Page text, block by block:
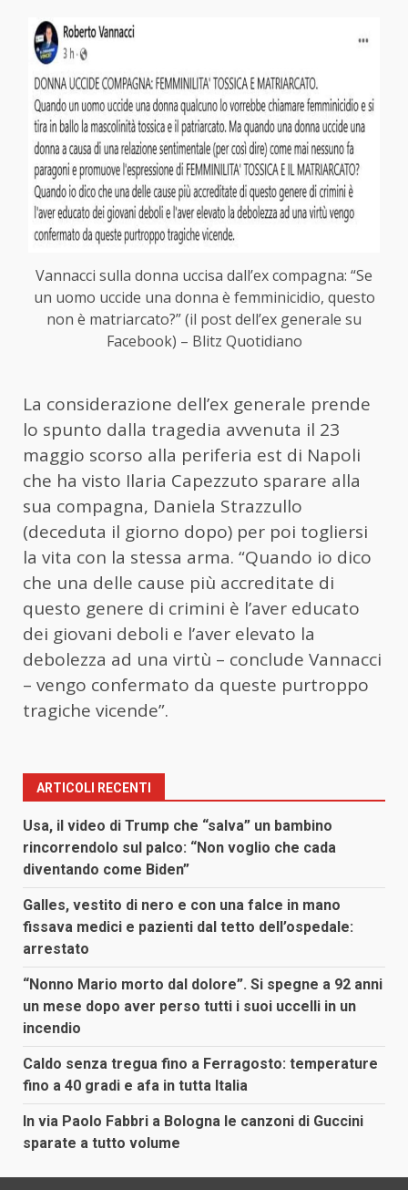
Vannacci sulla donna uccisa dall’ex compagna: “Se
un uomo uccide una donna è femminicidio, questo
non è matriarcato?” (il post dell’ex generale su
Facebook) – Blitz Quotidiano
La considerazione dell’ex generale prende
lo spunto dalla tragedia avvenuta il 23
maggio scorso alla periferia est di Napoli
che ha visto Ilaria Capezzuto sparare alla
sua compagna, Daniela Strazzullo
(deceduta il giorno dopo) per poi togliersi
la vita con la stessa arma. “Quando io dico
che una delle cause più accreditate di
questo genere di crimini è l’aver educato
dei giovani deboli e l’aver elevato la
debolezza ad una virtù – conclude Vannacci
– vengo confermato da queste purtroppo
tragiche vicende”.
ARTICOLI RECENTI
Usa, il video di Trump che “salva” un bambino
rincorrendolo sul palco: “Non voglio che cada
diventando come Biden”
Galles, vestito di nero e con una falce in mano
fissava medici e pazienti dal tetto dell’ospedale:
arrestato
“Nonno Mario morto dal dolore”. Si spegne a 92 anni
un mese dopo aver perso tutti i suoi uccelli in un
incendio
Caldo senza tregua fino a Ferragosto: temperature
fino a 40 gradi e afa in tutta Italia
In via Paolo Fabbri a Bologna le canzoni di Guccini
sparate a tutto volume